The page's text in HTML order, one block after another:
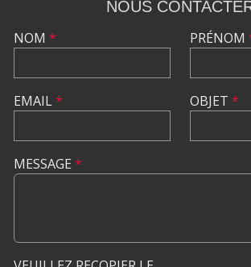
NOUS
NOM *
EMAIL*
PRÉNOM
OBJET *
MESSAGE *